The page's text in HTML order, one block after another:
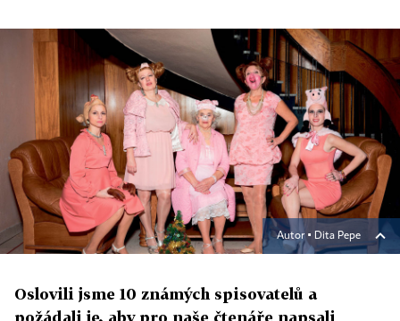
Autor ▪ Dita Pepe
Oslovili jsme 10 známých spisovatelů a
požádali je, aby pro naše čtenáře napsali